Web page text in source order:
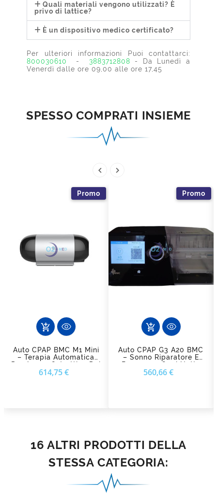
Quali materiali vengono utilizzati? È
privo di lattice?
È un dispositivo medico certificato?
Per ulteriori informazioni Puoi contattarci:
800030610
- 3883712808 - Da Lunedì a
Venerdì dalle ore 09,00 alle ore 17,45
SPESSO COMPRATI INSIEME
 
add_shopping_cart
Promo
Auto CPAP BMC M1 Mini
– Terapia Automatica
Per Apnea Ostruttiva Del
Sonno
614,75 €
add_shopping_cart
Promo
Auto CPAP G3 A20 BMC
– Sonno Riparatore E
Benessere Ogni Notte
560,66 €
16 ALTRI PRODOTTI DELLA
STESSA CATEGORIA: